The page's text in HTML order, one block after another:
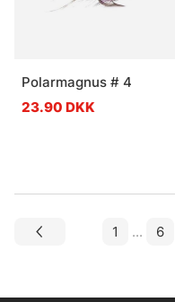
Polarmagnus # 4
23.90 DKK
1 ... 6